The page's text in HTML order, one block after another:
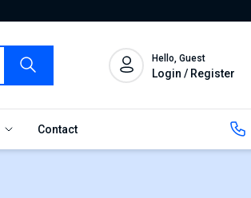
Hello, Guest
Login / Register
Contact